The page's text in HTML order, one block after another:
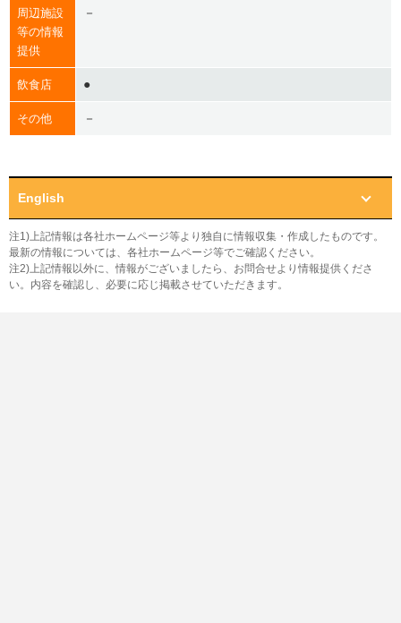
周辺施設
等の情報
提供
－
飲食店 ●
その他 －
English
注1)上記情報は各社ホームページ等より独自に情報収集・作成したものです。
最新の情報については、各社ホームページ等でご確認ください。
注2)上記情報以外に、情報がございましたら、お問合せより情報提供くださ
い。内容を確認し、必要に応じ掲載させていただきます。